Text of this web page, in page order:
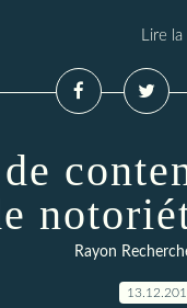
Lire la
Rayon